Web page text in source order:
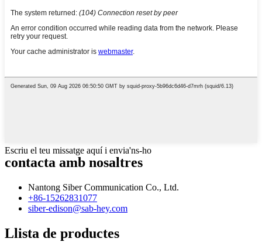
Escriu el teu missatge aquí i envia'ns-ho
contacta amb nosaltres
Nantong Siber Communication Co., Ltd.
+86-15262831077
siber-edison@sab-hey.com
Llista de productes